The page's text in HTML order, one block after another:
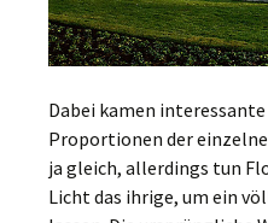
Dabei kamen
Proportionen der
ja gleich, allerdings tun
Licht das ihrige, um ein